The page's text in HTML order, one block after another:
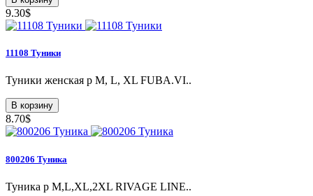
9.30$
11108 Туники
Туники женская р M, L, XL FUBA.VI..
В корзину
8.70$
800206 Туника
Туника p M,L,XL,2XL RIVAGE LINE..